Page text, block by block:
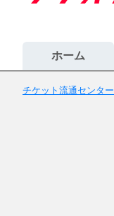
ホーム
チケット流通センター